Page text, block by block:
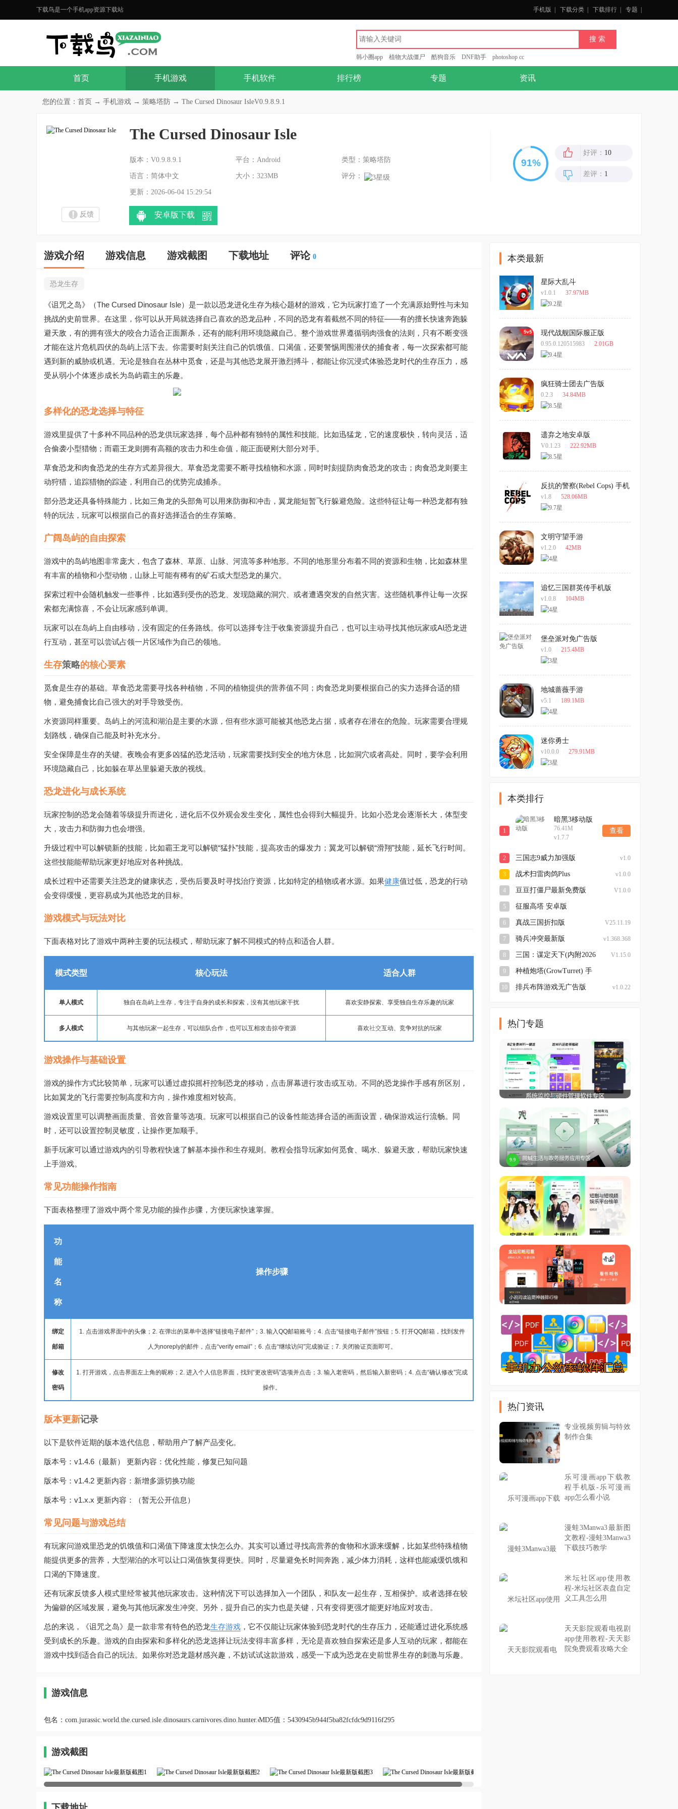
下载鸟是一个手机app资源下载站 手机版 下载分类 下载排行 专题
韩小圈app 植物大战僵尸 酷狗音乐 DNF助手 photoshop cc
首页 手机游戏 手机软件 排行榜 专题 资讯
您的位置： 首页 → 手机游戏 → 策略塔防 → The Cursed Dinosaur IsleV0.9.8.9.1
The Cursed Dinosaur Isle
版本：V0.9.8.9.1 平台：Android 类型：策略塔防
语言：简体中文 大小：323MB 评分：
更新：2026-06-04 15:29:54
反馈 安卓版下载
好评： 10
差评： 1
游戏介绍 游戏信息 游戏截图 下载地址 评论 0
恐龙生存
《诅咒之岛》（The Cursed Dinosaur Isle）是一款以恐龙进化生存为核心题材的游戏，它为玩家打造了一个充满原始野性与未知
挑战的史前世界。在这里，你可以从开局就选择自己喜欢的恐龙品种，不同的恐龙有着截然不同的特征——有的擅长快速奔跑躲
避天敌，有的拥有强大的咬合力适合正面厮杀，还有的能利用环境隐藏自己。整个游戏世界遵循弱肉强食的法则，只有不断变强
才能在这片危机四伏的岛屿上活下去。你需要时刻关注自己的饥饿值、口渴值，还要警惕周围潜伏的捕食者，每一次探索都可能
遇到新的威胁或机遇。无论是独自在丛林中觅食，还是与其他恐龙展开激烈搏斗，都能让你沉浸式体验恐龙时代的生存压力，感
受从弱小个体逐步成长为岛屿霸主的乐趣。
多样化的恐龙选择与特征
游戏里提供了十多种不同品种的恐龙供玩家选择，每个品种都有独特的属性和技能。比如迅猛龙，它的速度极快，转向灵活，适
合偷袭小型猎物；而霸王龙则拥有高额的攻击力和生命值，能正面硬刚大部分对手。
草食恐龙和肉食恐龙的生存方式差异很大。草食恐龙需要不断寻找植物和水源，同时时刻提防肉食恐龙的攻击；肉食恐龙则要主
动狩猎，追踪猎物的踪迹，利用自己的优势完成捕杀。
部分恐龙还具备特殊能力，比如三角龙的头部角可以用来防御和冲击，翼龙能短暂飞行躲避危险。这些特征让每一种恐龙都有独
特的玩法，玩家可以根据自己的喜好选择适合的生存策略。
广阔岛屿的自由探索
游戏中的岛屿地图非常庞大，包含了森林、草原、山脉、河流等多种地形。不同的地形里分布着不同的资源和生物，比如森林里
有丰富的植物和小型动物，山脉上可能有稀有的矿石或大型恐龙的巢穴。
探索过程中会随机触发一些事件，比如遇到受伤的恐龙、发现隐藏的洞穴、或者遭遇突发的自然灾害。这些随机事件让每一次探
索都充满惊喜，不会让玩家感到单调。
玩家可以在岛屿上自由移动，没有固定的任务路线。你可以选择专注于收集资源提升自己，也可以主动寻找其他玩家或AI恐龙进
行互动，甚至可以尝试占领一片区域作为自己的领地。
生存策略的核心要素
觅食是生存的基础。草食恐龙需要寻找各种植物，不同的植物提供的营养值不同；肉食恐龙则要根据自己的实力选择合适的猎
物，避免捕食比自己强大的对手导致受伤。
水资源同样重要。岛屿上的河流和湖泊是主要的水源，但有些水源可能被其他恐龙占据，或者存在潜在的危险。玩家需要合理规
划路线，确保自己能及时补充水分。
安全保障是生存的关键。夜晚会有更多凶猛的恐龙活动，玩家需要找到安全的地方休息，比如洞穴或者高处。同时，要学会利用
环境隐藏自己，比如躲在草丛里躲避天敌的视线。
恐龙进化与成长系统
玩家控制的恐龙会随着等级提升而进化，进化后不仅外观会发生变化，属性也会得到大幅提升。比如小恐龙会逐渐长大，体型变
大，攻击力和防御力也会增强。
升级过程中可以解锁新的技能，比如霸王龙可以解锁“猛扑”技能，提高攻击的爆发力；翼龙可以解锁“滑翔”技能，延长飞行时间。
这些技能能帮助玩家更好地应对各种挑战。
成长过程中还需要关注恐龙的健康状态，受伤后要及时寻找治疗资源，比如特定的植物或者水源。如果健康值过低，恐龙的行动
会变得缓慢，更容易成为其他恐龙的目标。
游戏模式与玩法对比
下面表格对比了游戏中两种主要的玩法模式，帮助玩家了解不同模式的特点和适合人群。
模式类型 核心玩法 适合人群
单人模式 独自在岛屿上生存，专注于自身的成长和探索，没有其他玩家干扰 喜欢安静探索、享受独自生存乐趣的玩家
多人模式 与其他玩家一起生存，可以组队合作，也可以互相攻击掠夺资源 喜欢社交互动、竞争对抗的玩家
游戏操作与基础设置
游戏的操作方式比较简单，玩家可以通过虚拟摇杆控制恐龙的移动，点击屏幕进行攻击或互动。不同的恐龙操作手感有所区别，
比如翼龙的飞行需要控制高度和方向，操作难度相对较高。
游戏设置里可以调整画面质量、音效音量等选项。玩家可以根据自己的设备性能选择合适的画面设置，确保游戏运行流畅。同
时，还可以设置控制灵敏度，让操作更加顺手。
新手玩家可以通过游戏内的引导教程快速了解基本操作和生存规则。教程会指导玩家如何觅食、喝水、躲避天敌，帮助玩家快速
上手游戏。
常见功能操作指南
下面表格整理了游戏中两个常见功能的操作步骤，方便玩家快速掌握。
功
能
名
称
操作步骤
绑定
邮箱
1. 点击游戏界面中的头像；2. 在弹出的菜单中选择“链接电子邮件”；3. 输入QQ邮箱账号；4. 点击“链接电子邮件”按钮；5. 打开QQ邮箱，找到发件
人为noreply的邮件，点击“verify email”；6. 点击“继续访问”完成验证；7. 关闭验证页面即可。
修改
密码
1. 打开游戏，点击界面左上角的昵称；2. 进入个人信息界面，找到“更改密码”选项并点击；3. 输入老密码，然后输入新密码；4. 点击“确认修改”完成
操作。
版本更新记录
以下是软件近期的版本迭代信息，帮助用户了解产品变化。
版本号：v1.4.6（最新） 更新内容：优化性能，修复已知问题
版本号：v1.4.2 更新内容：新增多源切换功能
版本号：v1.x.x 更新内容：（暂无公开信息）
常见问题与游戏总结
有玩家问游戏里恐龙的饥饿值和口渴值下降速度太快怎么办。其实可以通过寻找高营养的食物和水源来缓解，比如某些特殊植物
能提供更多的营养，大型湖泊的水可以让口渴值恢复得更快。同时，尽量避免长时间奔跑，减少体力消耗，这样也能减缓饥饿和
口渴的下降速度。
还有玩家反馈多人模式里经常被其他玩家攻击。这种情况下可以选择加入一个团队，和队友一起生存，互相保护。或者选择在较
为偏僻的区域发展，避免与其他玩家发生冲突。另外，提升自己的实力也是关键，只有变得更强才能更好地应对攻击。
总的来说，《诅咒之岛》是一款非常有特色的恐龙生存游戏 ，它不仅能让玩家体验到恐龙时代的生存压力，还能通过进化系统感
受到成长的乐趣。游戏的自由探索和多样化的恐龙选择让玩法变得丰富多样，无论是喜欢独自探索还是多人互动的玩家，都能在
游戏中找到适合自己的玩法。如果你对恐龙题材感兴趣，不妨试试这款游戏，感受一下成为恐龙在史前世界生存的刺激与乐趣。
游戏信息
包名： com.jurassic.world.the.cursed.isle.dinosaurs.carnivores.dino.hunter.dinos.online.trex.tyrannosaurus.simulator.cc
MD5值： 5430945b944f5ba82fcfdc9d9116f295
游戏截图
本类最新
星际大乱斗
v1.0.1 37.97MB
现代战舰国际服正版
0.95.0.120515983 2.01GB
疯狂骑士团去广告版
0.2.3 34.84MB
遗弃之地安卓版
V0.1.23 222.92MB
反抗的警察(Rebel Cops) 手机
版
v1.8 528.06MB
文明守望手游
v1.2.0 42MB
追忆三国群英传手机版
v1.0.8 104MB
堡垒派对免广告版
v1.0 215.4MB
地城蔷薇手游
v5.1 189.1MB
迷你勇士
v10.0.0 279.91MB
本类排行
1
暗黑3移动版
76.41M
v1.7.7
查看
2 三国志9威力加强版 v1.0
3 战术扫雷肉鸽Plus v1.0.0
4 豆豆打僵尸最新免费版 V1.0.0
5 征服高塔 安卓版
6
真战三国折扣版 V25.11.19
7 骑兵冲突最新版 v1.368.368
8
三国：谋定天下(内附2026
V1.15.0
9
种植炮塔(GrowTurret) 手
10
排兵布阵游戏无广告版 v1.0.22
热门专题
热门资讯
专业视频剪辑与特效
制作合集
乐可漫画app下载教
程手机版-乐可漫画
app怎么看小说
漫蛙3Manwa3最新图
文教程-漫蛙3Manwa3
下载技巧教学
米坛社区app使用教
程-米坛社区表盘自定
义工具怎么用
天天影院观看电视剧
app使用教程-天天影
院免费观看攻略大全